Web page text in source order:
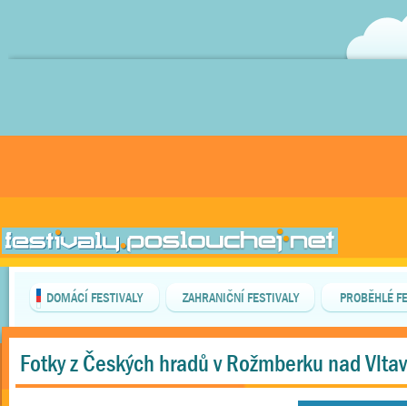
DOMÁCÍ FESTIVALY ZAHRANIČNÍ FESTIVALY PROBĚHLÉ
Fotky z Českých hradů v Rožmberku nad